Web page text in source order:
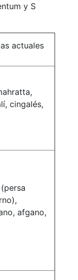
y S
actuales
cingalés,
afgano,